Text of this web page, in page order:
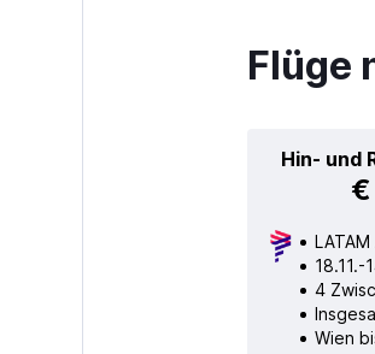
Flüge
Hin- und
18.11.-
4
Wien